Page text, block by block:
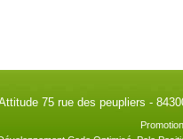
75 rue des peupliers -